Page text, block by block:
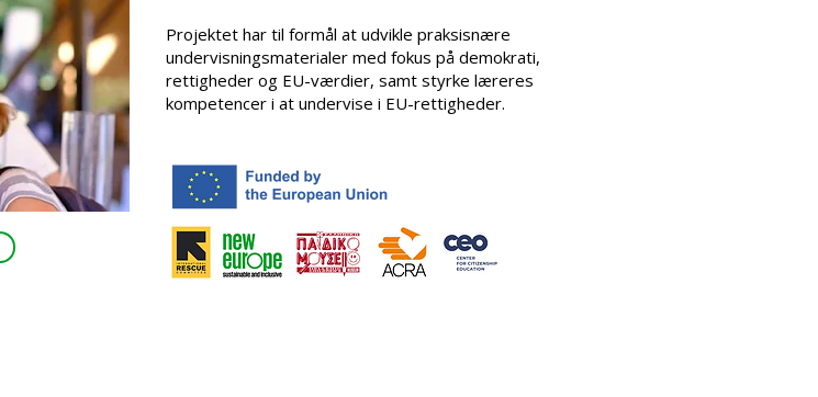
Projektet har til formål at udvikle praksisnære
undervisningsmaterialer med fokus på demokrati,
rettigheder og EU-værdier, samt styrke læreres
kompetencer i at undervise i EU-rettigheder.